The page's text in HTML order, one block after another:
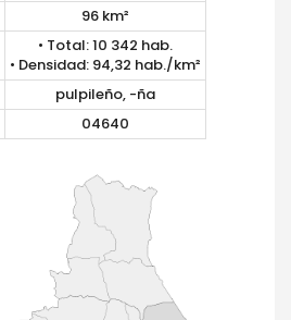
96 km²
• Total: 10 342 hab.
• Densidad: 94,32 hab./km²
pulpileño, -ña
04640